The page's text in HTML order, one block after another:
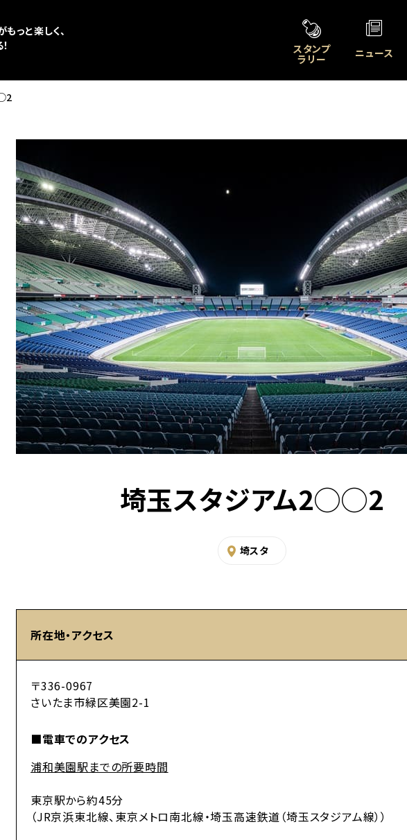
っと楽しく、
スタンプ
ラリー ニュース
埼玉スタジアム2◯◯2
埼スタ
所在地・アクセス
〒336-0967
さいたま市緑区美園2-1
■電車でのアクセス
浦和美園駅までの所要時間
東京駅から約45分
（JR京浜東北線、東京メトロ南北線・埼玉高速鉄道（埼玉スタジアム線））